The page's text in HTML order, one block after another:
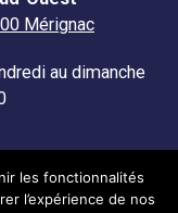
Mérignac
au dimanche
les fonctionnalités
l’expérience de nos